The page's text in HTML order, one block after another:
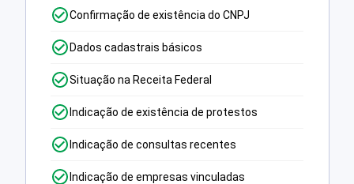
Confirmação de existência do CNPJ
Dados cadastrais básicos
Situação na Receita Federal
Indicação de existência de protestos
Indicação de consultas recentes
Indicação de empresas vinculadas